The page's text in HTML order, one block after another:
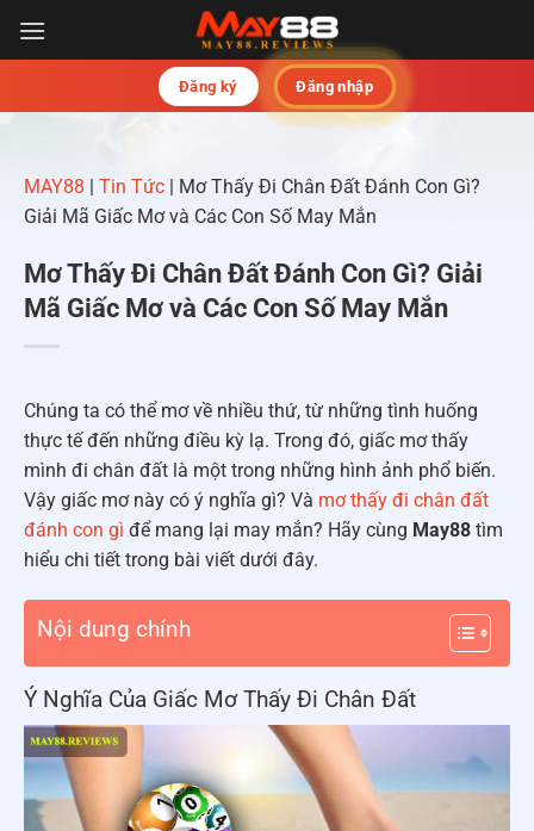
đến
Đăng ký Đăng nhập
MAY88 | Tin Tức | Mơ Thấy Đi Chân Đất Đánh Con Gì?
Giải Mã Giấc Mơ và Các Con Số May Mắn
Mơ Thấy Đi Chân Đất Đánh Con Gì? Giải
Mã Giấc Mơ và Các Con Số May Mắn
Chúng ta có thể mơ về nhiều thứ, từ những tình huống
thực tế đến những điều kỳ lạ. Trong đó, giấc mơ thấy
mình đi chân đất là một trong những hình ảnh phổ biến.
Vậy giấc mơ này có ý nghĩa gì? Và mơ thấy đi chân đất
đánh con gì để mang lại may mắn? Hãy cùng May88 tìm
hiểu chi tiết trong bài viết dưới đây.
Nội dung chính
Ý Nghĩa Của Giấc Mơ Thấy Đi Chân Đất